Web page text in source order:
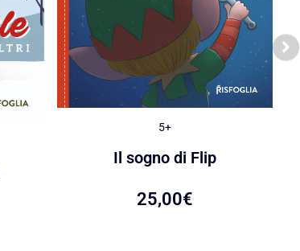
5+
Il sogno di Flip
25,00€